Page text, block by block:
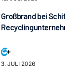
Großbrand bei
3. JULI 2026